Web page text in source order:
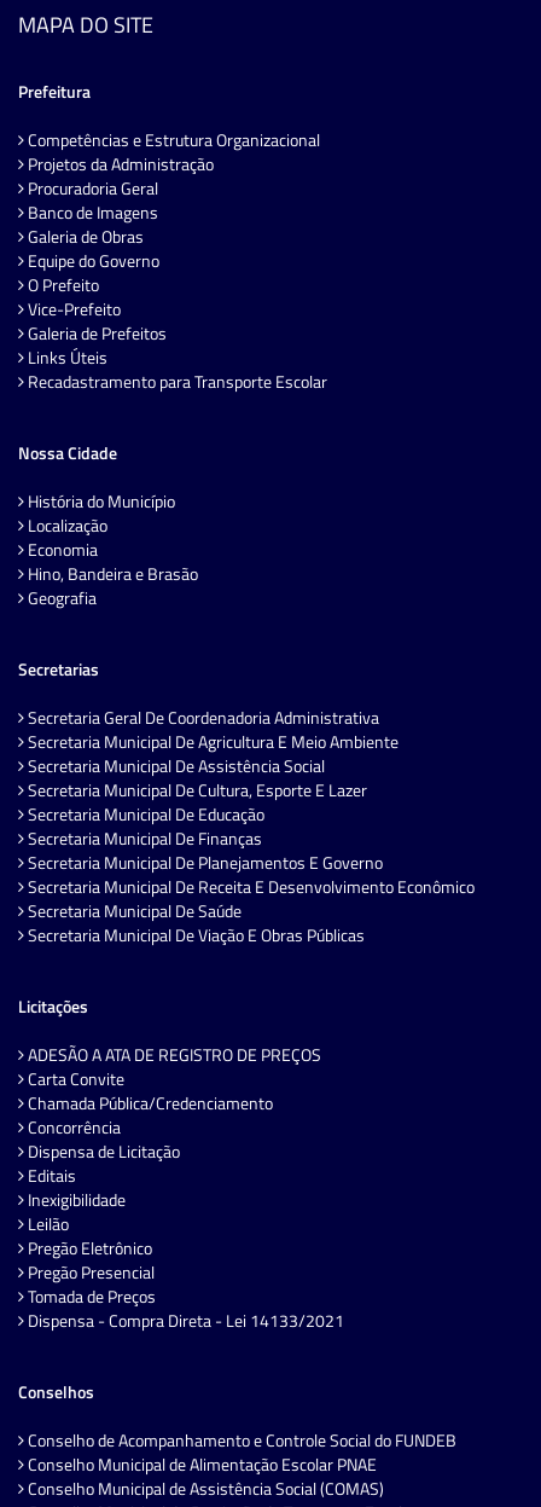
MAPA DO SITE
Prefeitura
Competências e Estrutura Organizacional
Projetos da Administração
Procuradoria Geral
Banco de Imagens
Galeria de Obras
Equipe do Governo
O Prefeito
Vice-Prefeito
Galeria de Prefeitos
Links Úteis
Recadastramento para Transporte Escolar
Nossa Cidade
História do Município
Localização
Economia
Hino, Bandeira e Brasão
Geografia
Secretarias
Secretaria Geral De Coordenadoria Administrativa
Secretaria Municipal De Agricultura E Meio Ambiente
Secretaria Municipal De Assistência Social
Secretaria Municipal De Cultura, Esporte E Lazer
Secretaria Municipal De Educação
Secretaria Municipal De Finanças
Secretaria Municipal De Planejamentos E Governo
Secretaria Municipal De Receita E Desenvolvimento Econômico
Secretaria Municipal De Saúde
Secretaria Municipal De Viação E Obras Públicas
Licitações
ADESÃO A ATA DE REGISTRO DE PREÇOS
Carta Convite
Chamada Pública/Credenciamento
Concorrência
Dispensa de Licitação
Editais
Inexigibilidade
Leilão
Pregão Eletrônico
Pregão Presencial
Tomada de Preços
Dispensa - Compra Direta - Lei 14133/2021
Conselhos
Conselho de Acompanhamento e Controle Social do FUNDEB
Conselho Municipal de Alimentação Escolar PNAE
Conselho Municipal de Assistência Social (COMAS)